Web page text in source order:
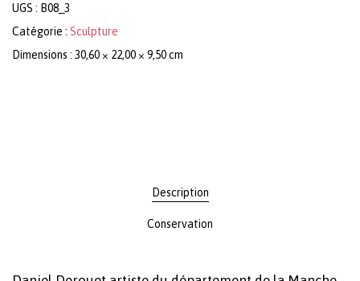
UGS : B08_3
Catégorie : Sculpture
Dimensions : 30,60 × 22,00 × 9,50 cm
Description
Conservation